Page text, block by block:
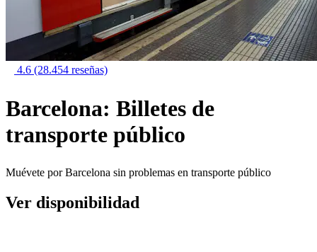
4.6 (28.454 reseñas)
Barcelona: Billetes de
transporte público
Muévete por Barcelona sin problemas en transporte público
Ver disponibilidad